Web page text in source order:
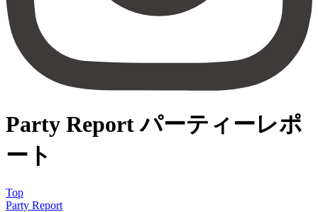
Party Reportパーティーレポ
ート
Top
Party Report